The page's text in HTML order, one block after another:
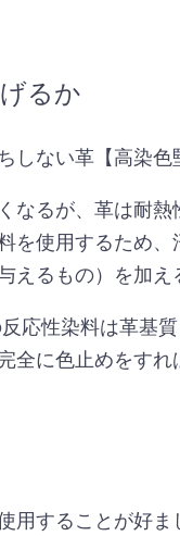
るか
ない革【高染色
るが、革は耐熱
を使用するため
えるもの）を加
応性染料は革基
全に色止めをす
することが好ま